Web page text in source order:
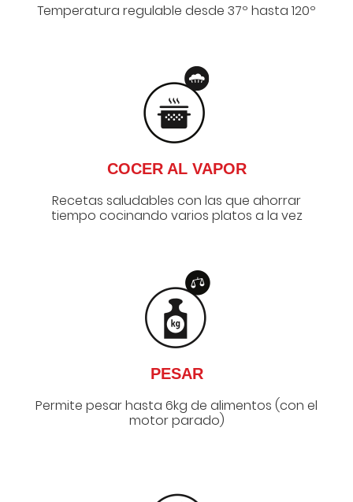
Temperatura regulable desde 37º hasta 120º
COCER AL VAPOR
Recetas saludables con las que ahorrar
tiempo cocinando varios platos a la vez
PESAR
Permite pesar hasta 6kg de alimentos (con el
motor parado)